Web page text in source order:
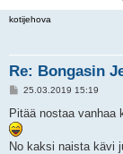
kotijehova
Re: Bongasin
V
e
s
t
i
25.03.2019 15:19
Pitää nostaa vanhaa
No kaksi naista kävi